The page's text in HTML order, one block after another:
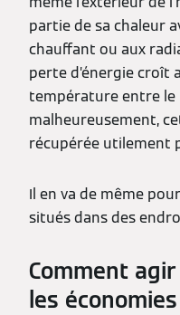
partie de sa chaleur
chauffant ou aux
perte d’énergie croît
température entre le
malheureusement,
récupérée utilement
Il en va de même
situés dans des
Comment
les